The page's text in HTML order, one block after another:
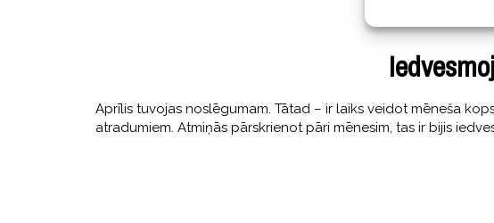
Aprīlis tuvojas noslēgumam. Tātad – ir laiks veidot mēneša
atradumiem. Atmiņās pārskrienot pāri mēnesim, tas ir bijis